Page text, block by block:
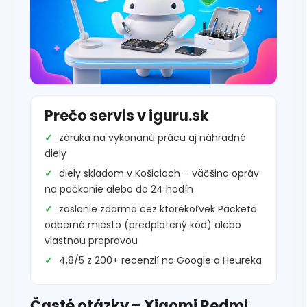
Prečo servis v iguru.sk
záruka na vykonanú prácu aj náhradné
diely
diely skladom v Košiciach – väčšina opráv
na počkanie alebo do 24 hodín
zaslanie zdarma cez ktorékoľvek Packeta
odberné miesto (predplatený kód) alebo
vlastnou prepravou
4,8/5 z 200+ recenzií na Google a Heureka